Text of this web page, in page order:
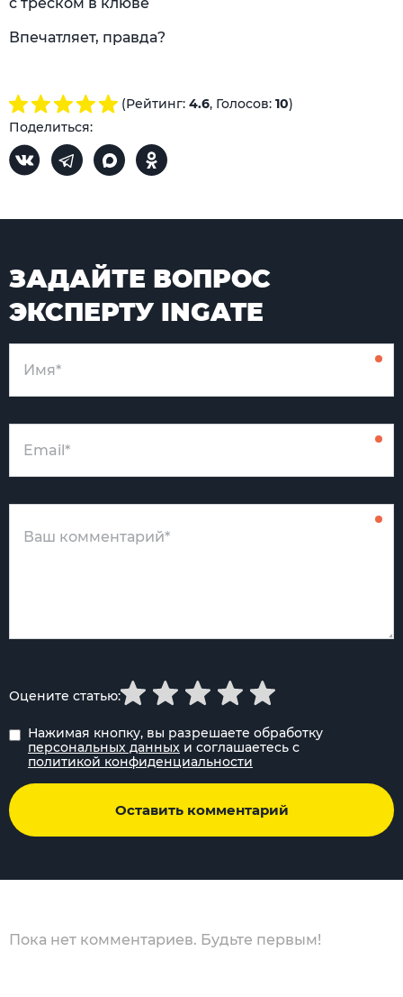
Впечатляет, правда?
(Рейтинг: 4.6, Голосов: 10)
Поделиться:
ЗАДАЙТЕ ВОПРОС
ЭКСПЕРТУ INGATE
Нажимая кнопку, вы разрешаете обработку
персональных данных и соглашаетесь с
политикой конфиденциальности
Оставить комментарий
Оцените статью:
Пока нет комментариев. Будьте первым!